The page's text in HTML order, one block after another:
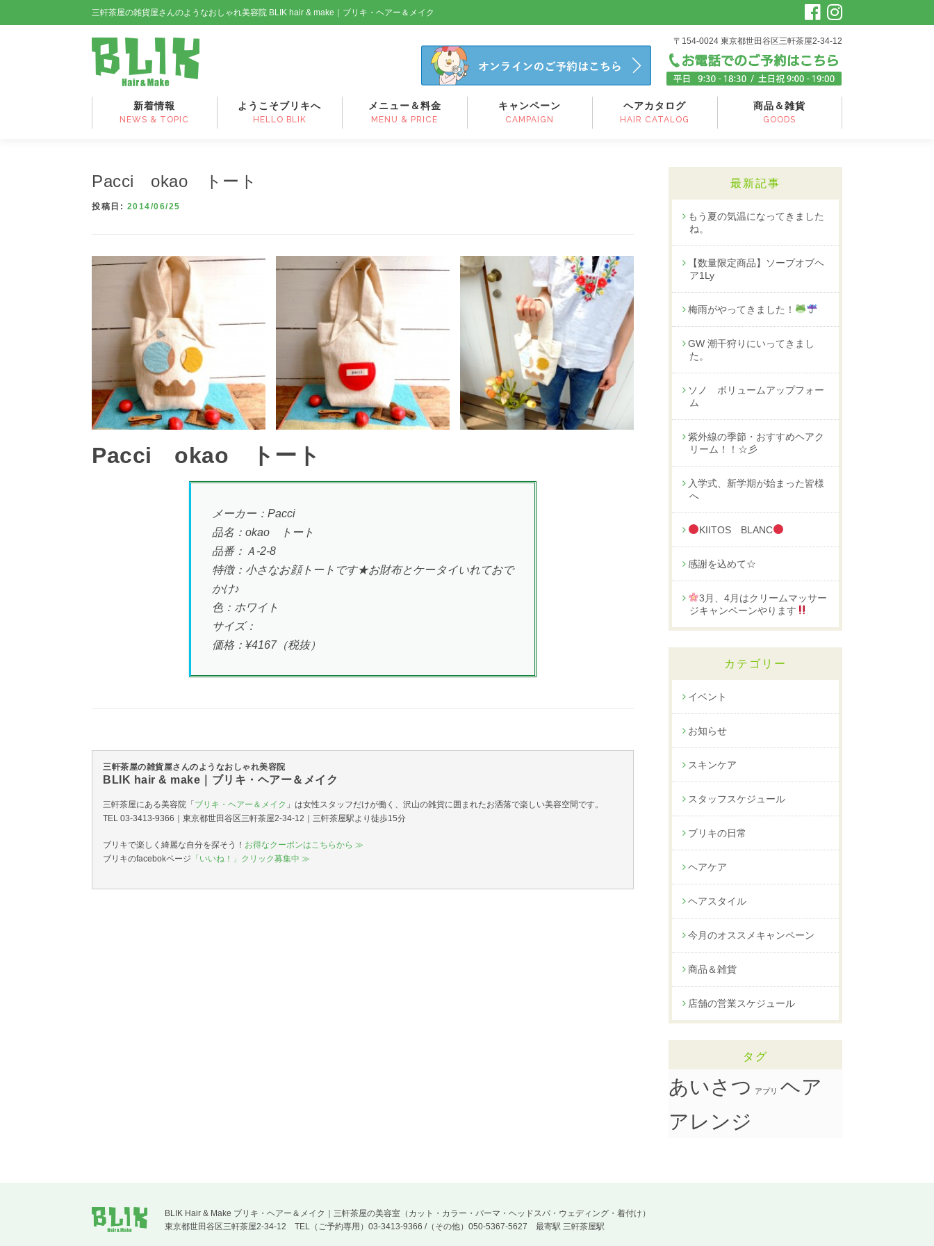
ン
三軒茶屋の雑貨屋さんのようなおしゃれ美容院 BLIK hair & make｜ブリキ・ヘアー＆メイク
〒154-0024 東京都世田谷区三軒茶屋2-34-12
新着情報
NEWS & TOPIC
ようこそブリキへ
HELLO BLIK
メニュー＆料金
MENU & PRICE
キャンペーン
CAMPAIGN
ヘアカタログ
HAIR CATALOG
商品＆雑貨
GOODS
Pacci okao トート
投稿日: 2014/06/25
Pacci okao トート
メーカー：Pacci
品名：okao トート
品番：Ａ-2-8
特徴：小さなお顔トートです★お財布とケータイいれておで
かけ♪
色：ホワイト
サイズ：
価格：¥4167（税抜）
三軒茶屋の雑貨屋さんのようなおしゃれ美容院
BLIK hair & make｜ブリキ・ヘアー＆メイク
三軒茶屋にある美容院「 ブリキ・ヘアー＆メイク 」は女性スタッフだけが働く、沢山の雑貨に囲まれたお洒落で楽しい美容空間です。
TEL 03-3413-9366｜東京都世田谷区三軒茶屋2-34-12｜三軒茶屋駅より徒歩15分
ブリキで楽しく綺麗な自分を探そう！ お得なクーポンはこちらから ≫
ブリキのfacebokページ 「いいね！」クリック募集中 ≫
最新記事
もう夏の気温になってきました
ね。
【数量限定商品】ソープオブヘ
ア1Ly
梅雨がやってきました！
GW 潮干狩りにいってきまし
た。
ソノ ボリュームアップフォー
ム
紫外線の季節・おすすめヘアク
リーム！！☆彡
入学式、新学期が始まった皆様
へ
KIITOS BLANC
感謝を込めて☆
3月、4月はクリームマッサー
ジキャンペーンやります
カテゴリー
イベント
お知らせ
スキンケア
スタッフスケジュール
ブリキの日常
ヘアケア
ヘアスタイル
今月のオススメキャンペーン
商品＆雑貨
店舗の営業スケジュール
タグ
あいさつ アプリ ヘア
アレンジ
BLIK Hair & Make ブリキ・ヘアー＆メイク｜三軒茶屋の美容室（カット・カラー・パーマ・ヘッドスパ・ウェディング・着付け）
東京都世田谷区三軒茶屋2-34-12 TEL（ご予約専用）03-3413-9366 /（その他）050-5367-5627 最寄駅 三軒茶屋駅